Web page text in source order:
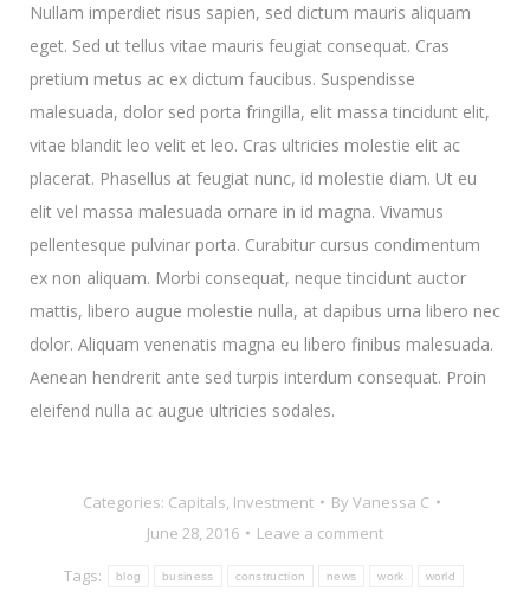
Nullam imperdiet risus sapien, sed dictum mauris aliquam
eget. Sed ut tellus vitae mauris feugiat consequat. Cras
pretium metus ac ex dictum faucibus. Suspendisse
malesuada, dolor sed porta fringilla, elit massa tincidunt elit,
vitae blandit leo velit et leo. Cras ultricies molestie elit ac
placerat. Phasellus at feugiat nunc, id molestie diam. Ut eu
elit vel massa malesuada ornare in id magna. Vivamus
pellentesque pulvinar porta. Curabitur cursus condimentum
ex non aliquam. Morbi consequat, neque tincidunt auctor
mattis, libero augue molestie nulla, at dapibus urna libero nec
dolor. Aliquam venenatis magna eu libero finibus malesuada.
Aenean hendrerit ante sed turpis interdum consequat. Proin
eleifend nulla ac augue ultricies sodales.
Categories: Capitals, Investment By Vanessa C
June 28, 2016
Leave a comment
Tags:
blog business construction news work world